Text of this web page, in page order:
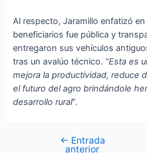
Al respecto, Jaramillo enfatizó
beneficiarios fue pública y
entregaron sus vehículos
tras un avalúo técnico. “Esta es
mejora la productividad, reduce
el futuro del agro brindándole
desarrollo rural”.
← Entrada
anterior